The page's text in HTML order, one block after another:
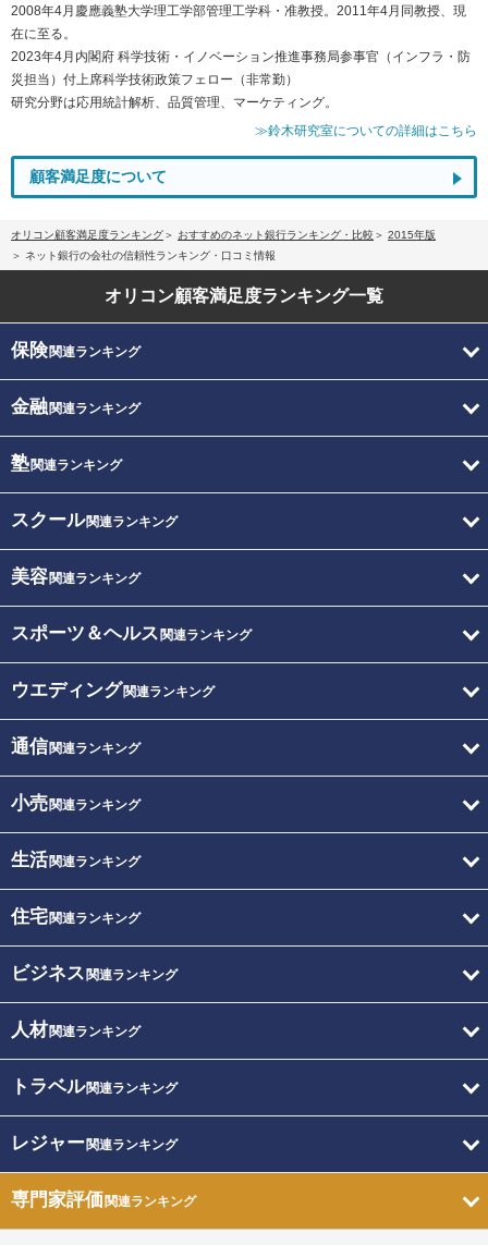
2008年4月慶應義塾大学理工学部管理工学科・准教授。2011年4月同教授、現
在に至る。
2023年4月内閣府 科学技術・イノベーション推進事務局参事官（インフラ・防
災担当）付上席科学技術政策フェロー（非常勤）
研究分野は応用統計解析、品質管理、マーケティング。
≫鈴木研究室についての詳細はこちら
顧客満足度について
オリコン顧客満足度ランキング おすすめのネット銀行ランキング・比較
2015年版
ネット銀行の会社の信頼性ランキング・口コミ情報
オリコン顧客満足度ランキング一覧
保険関連ランキング
金融関連ランキング
塾関連ランキング
スクール関連ランキング
美容関連ランキング
スポーツ＆ヘルス 関連ランキング
ウエディング関連ランキング
通信関連ランキング
小売関連ランキング
生活関連ランキング
住宅関連ランキング
ビジネス 関連ランキング
人材関連ランキング
トラベル関連ランキング
レジャー関連ランキング
専門家評価関連ランキング